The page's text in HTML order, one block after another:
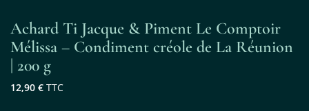
Achard Ti Jacque & Piment Le Comptoir
Mélissa – Condiment créole de La Réunion
| 200 g
12,90 € TTC